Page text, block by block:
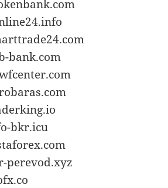
bank.com
bkr.icu
perevod.xyz